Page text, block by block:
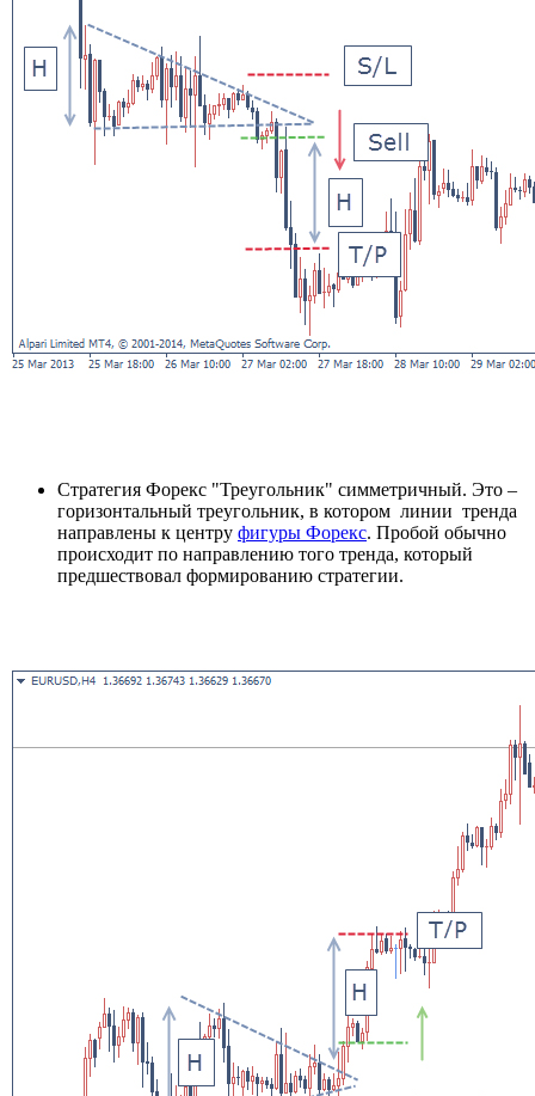
Стратегия Форекс "Треугольник" симметричный. Это –
горизонтальный треугольник, в котором линии тренда
направлены к центру фигуры Форекс. Пробой обычно
происходит по направлению того тренда, который
предшествовал формированию стратегии.